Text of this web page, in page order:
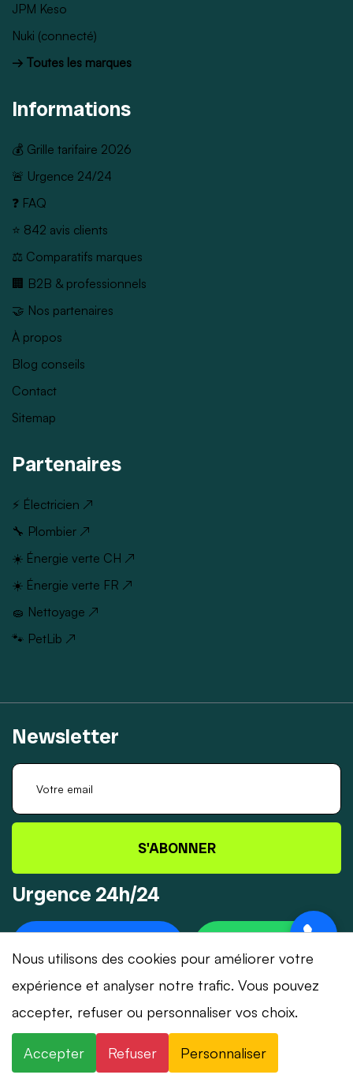
JPM Keso
Nuki (connecté)
→ Toutes les marques
Informations
💰 Grille tarifaire 2026
🚨 Urgence 24/24
❓ FAQ
⭐ 842 avis clients
⚖️ Comparatifs marques
🏢 B2B & professionnels
🤝 Nos partenaires
À propos
Blog conseils
Contact
Sitemap
Partenaires
⚡ Électricien ↗
🔧 Plombier ↗
☀️ Énergie verte CH ↗
☀️ Énergie verte FR ↗
🧽 Nettoyage ↗
🐾 PetLib ↗
Newsletter
S'ABONNER
Urgence 24h/24
© 2026 Dépannage-Serrurier.ch - Tous droits
réservés | Suisse romande
Nous utilisons des cookies pour améliorer votre
expérience et analyser notre trafic. Vous pouvez
accepter, refuser ou personnaliser vos choix.
Accepter Refuser Personnaliser